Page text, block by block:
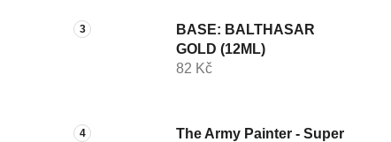
n
e
BASE: BALTHASAR
GOLD (12ML)
82 Kč
The Army Painter - Super